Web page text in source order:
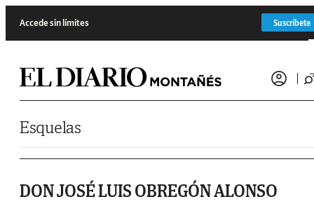
Accede sin límites Suscríbete
Esquelas
DON JOSÉ LUIS OBREGÓN ALONSO